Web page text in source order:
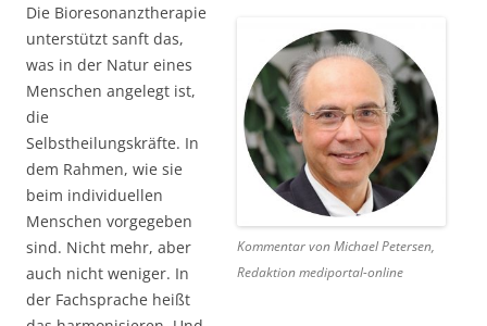
Kommentar von Michael Petersen,
Redaktion mediportal-online
Die Bioresonanztherapie
unterstützt sanft das,
was in der Natur eines
Menschen angelegt ist,
die
Selbstheilungskräfte. In
dem Rahmen, wie sie
beim individuellen
Menschen vorgegeben
sind. Nicht mehr, aber
auch nicht weniger. In
der Fachsprache heißt